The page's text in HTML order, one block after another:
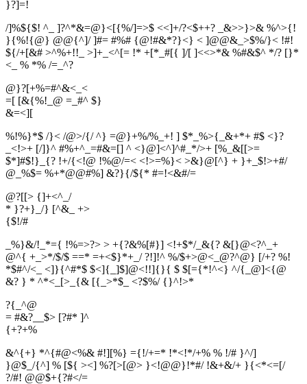
}?]=!
/]%${$! ^_ ]?^*&=@}<[{%/]=>$ <<]+/?<$++? _&>>}>& %^>{!
}{%!{@} @@{^]/ ]#= #%# {@!#&*?}<} < ]@@&_>$%/}< !#!
${/+[&# >^%+!!_ >]+_<^[= !* +[*_#[{ ]/[ ]<<>*& %#&$^ */? [}*
<_ % *% /=_^?
@}?[+%=#^&<_<
=[ [&{%!_@ =_#^ $}
&=<][
%!%}*$ /}< /@>/{/ ^} =@}+%/%_+! ] $*_%>{_&+*+ #$ <}?
_<!>+ [/]}^ #%+^_=#&=[] ^ <}@]<^]^#_*/>+ [%_&[[>=
$*]#$!}_{? !+/{<!@ !%@/=< <!>=%}< >&}@[^} + }+_$!>+#/
@_%$= %+*@@#%] &?}{/${* #=!<&#/=
@?[[> {]+<^_/
* }?+}_/} [^&_ +>
{$!/#
_%}&/!_*={ !%=>?> > +{?&%[#}] <!+$*/_&{? &[}@<?^_+
@^{ +_>*/$/$ ==* =+<$}*+_/ ?!]!^ %/$+>@<_@?^@} [/+? %!
*$#^/<_ <]}{^#*$ $<]{_]$]@<!!]{}{ $ $[={*!^<} ^/{_@]<{@
&? } * ^*<_[>_{& [{_>*$_ <?$%/ {}^!>*
?{_^@
= #&?__$> [?#* ]^
{+?+%
&^{+} *^{#@<%& #!][%} ={!/+=* !*<!*/+% % !/# }^/]
}@$_/{^] % [${ ><] %?[>[@> }<!@@}!*#/ !&+&/+ }{<*<=[/
?/#! @@$+{?#</=